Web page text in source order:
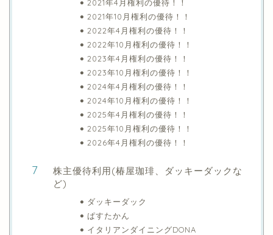
2021年4月権利の優待！！
2021年10月権利の優待！！
2022年4月権利の優待！！
2022年10月権利の優待！！
2023年4月権利の優待！！
2023年10月権利の優待！！
2024年4月権利の優待！！
2024年10月権利の優待！！
2025年4月権利の優待！！
2025年10月権利の優待！！
2026年4月権利の優待！！
株主優待利用(椿屋珈琲、ダッキーダックな
ど)
ダッキーダック
ぱすたかん
イタリアンダイニングDONA